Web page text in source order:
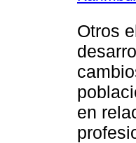
Otros
en